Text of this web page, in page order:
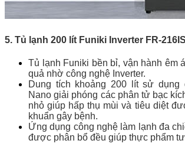
5. Tủ lạnh 200 lít Funiki Inverter FR-
Tủ lạnh Funiki bền bỉ, vận hành êm
quả nhờ công nghệ Inverter.
Dung tích khoảng 200 lít sử dụng
Nano giải phóng các phân tử bạc
nhỏ giúp hấp thụ mùi và tiêu diệt
khuẩn gây bệnh.
Ứng dụng công nghệ làm lạnh đa
được phân bổ đều giúp thực phẩm